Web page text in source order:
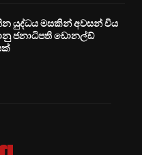
යුද්ධය මසකින් අවසන් විය
ජනාධිපති ඩොනල්ඩ්